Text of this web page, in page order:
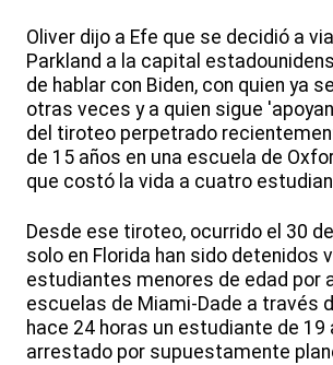
Oliver dijo a Efe que se decidió a
Parkland a la capital
de hablar con Biden, con quien ya
otras veces y a quien sigue
del tiroteo perpetrado
de 15 años en una escuela de
que costó la vida a cuatro
Desde ese tiroteo, ocurrido el 30
solo en Florida han sido detenidos
estudiantes menores de edad por
escuelas de Miami-Dade a través
hace 24 horas un estudiante de 19
arrestado por supuestamente